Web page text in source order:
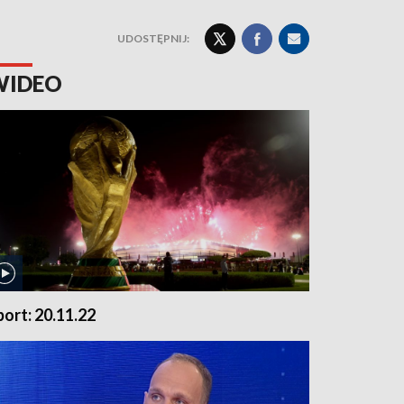
UDOSTĘPNIJ:
20.11.22